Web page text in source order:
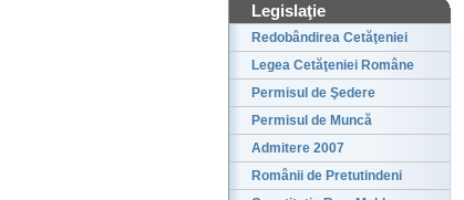
Legislaţie
Redobândirea Cetăţeniei
Legea Cetăţeniei Române
Permisul de Şedere
Permisul de Muncă
Admitere 2007
Românii de Pretutindeni